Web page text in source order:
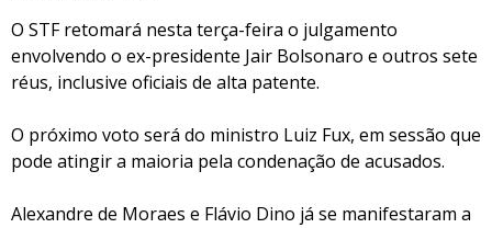
O STF retomará nesta terça-feira o julgamento
envolvendo o ex-presidente Jair Bolsonaro e outros sete
réus, inclusive oficiais de alta patente.
O próximo voto será do ministro Luiz Fux, em sessão que
pode atingir a maioria pela condenação de acusados.
Alexandre de Moraes e Flávio Dino já se manifestaram a